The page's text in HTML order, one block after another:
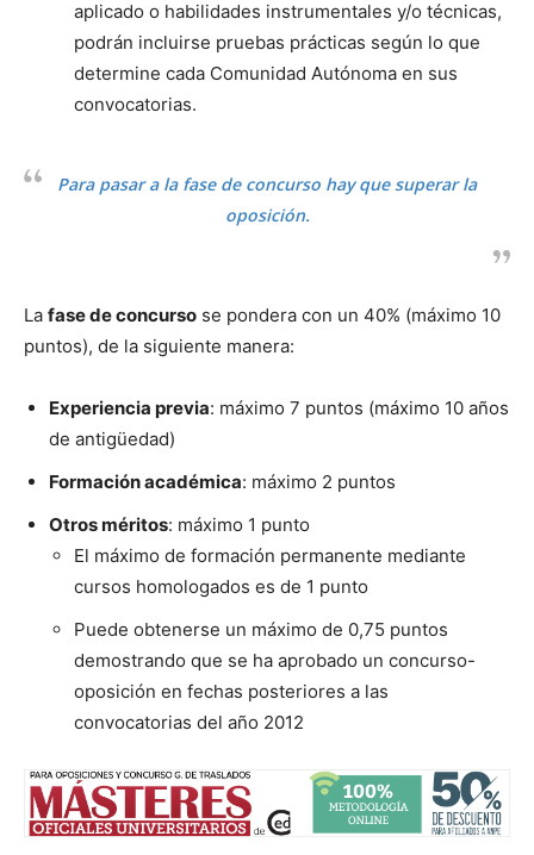
aplicado o habilidades instrumentales y/o técnicas,
podrán incluirse pruebas prácticas según lo que
determine cada Comunidad Autónoma en sus
convocatorias.
Para pasar a la fase de concurso hay que superar la
oposición.
La fase de concurso se pondera con un 40% (máximo 10
puntos), de la siguiente manera:
Experiencia previa: máximo 7 puntos (máximo 10 años
de antigüedad)
Formación académica: máximo 2 puntos
Otros méritos: máximo 1 punto
El máximo de formación permanente mediante
cursos homologados es de 1 punto
Puede obtenerse un máximo de 0,75 puntos
demostrando que se ha aprobado un concurso-
oposición en fechas posteriores a las
convocatorias del año 2012